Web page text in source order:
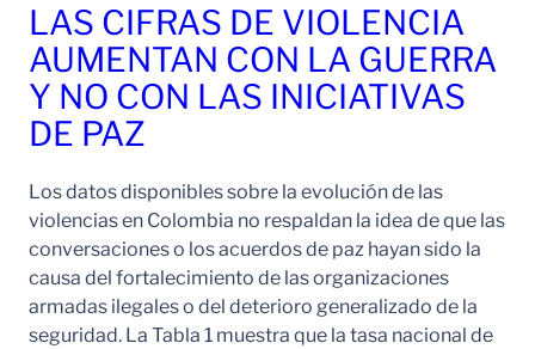
LAS CIFRAS DE VIOLENCIA
AUMENTAN CON LA GUERRA
Y NO CON LAS INICIATIVAS
DE PAZ
Los datos disponibles sobre la evolución de las
violencias en Colombia no respaldan la idea de que las
conversaciones o los acuerdos de paz hayan sido la
causa del fortalecimiento de las organizaciones
armadas ilegales o del deterioro generalizado de la
seguridad. La Tabla 1 muestra que la tasa nacional de